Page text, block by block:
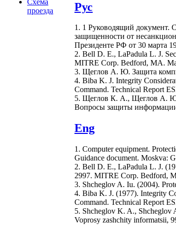
Схема
проезда
Рус
1. 1 Руководящий документ.
защищенности от
Президенте РФ от 30 марта
2. Bell D. E., LaPadula L. J.
MITRE Corp. Bedford, MA.
3. Щеглов А. Ю. Защита
4. Biba K. J. Integrity
Command. Technical Report
5. Щеглов К. А., Щеглов А. Ю.
Вопросы защиты
Eng
1. Computer equipment.
Guidance document. Moskva:
2. Bell D. E., LaPadula L. J.
2997. MITRE Corp. Bedford,
3. Shcheglov A. Iu. (2004).
4. Biba K. J. (1977). Integrity
Command. Technical Report
5. Shcheglov K. A., Shcheglov
Voprosy zashchity informatsii,